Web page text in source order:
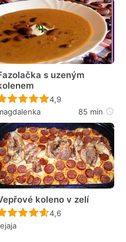
s uzeným
Recept ještě nebyl
4,9
85 min
koleno v zelí
Recept ještě nebyl
4,6